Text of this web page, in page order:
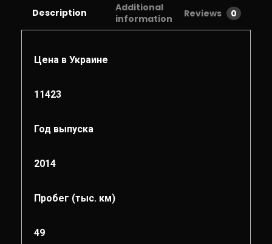
Description
Additional
information
Reviews 0
Цена в Украине
11423
Год выпуска
2014
Пробег (тыс. км)
49